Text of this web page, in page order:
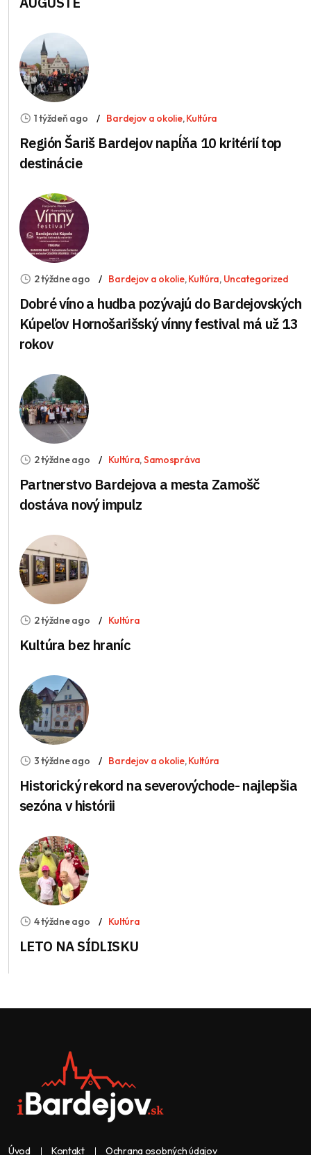
1 týždeň ago Bardejov a okolie,Kultúra
Región Šariš Bardejov napĺňa 10 kritérií top
destinácie
2 týždne ago Bardejov a okolie,Kultúra, Uncategorized
Dobré víno a hudba pozývajú do Bardejovských
Kúpeľov Hornošarišský vínny festival má už 13
rokov
2 týždne ago Kultúra,Samospráva
Partnerstvo Bardejova a mesta Zamošč
dostáva nový impulz
2 týždne ago Kultúra
Kultúra bez hraníc
3 týždne ago Bardejov a okolie,Kultúra
Historický rekord na severovýchode- najlepšia
sezóna v histórii
4 týždne ago Kultúra
LETO NA SÍDLISKU
Úvod Kontakt Ochrana osobných údajov